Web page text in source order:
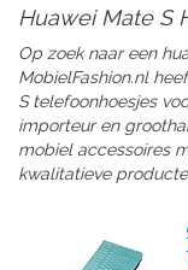
Huawei Mate S
Op zoek naar een
MobielFashion.nl
S telefoonhoesjes
importeur en
mobiel accessoires
kwalitatieve